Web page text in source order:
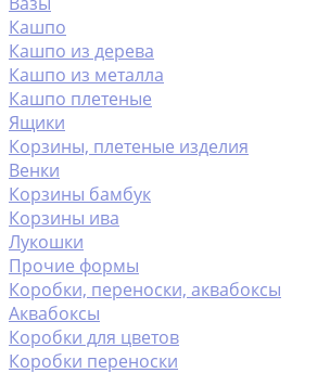
Кашпо
Кашпо из дерева
Кашпо из металла
Кашпо плетеные
Ящики
Корзины, плетеные изделия
Венки
Корзины бамбук
Корзины ива
Лукошки
Прочие формы
Коробки, переноски, аквабоксы
Аквабоксы
Коробки для цветов
Коробки переноски